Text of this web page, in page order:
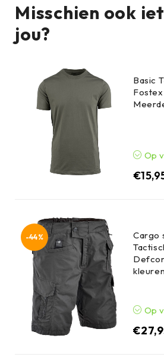
Misschien ook
jou?
Basic
Op
€
-44%
Cargo
kleuren
Op
€